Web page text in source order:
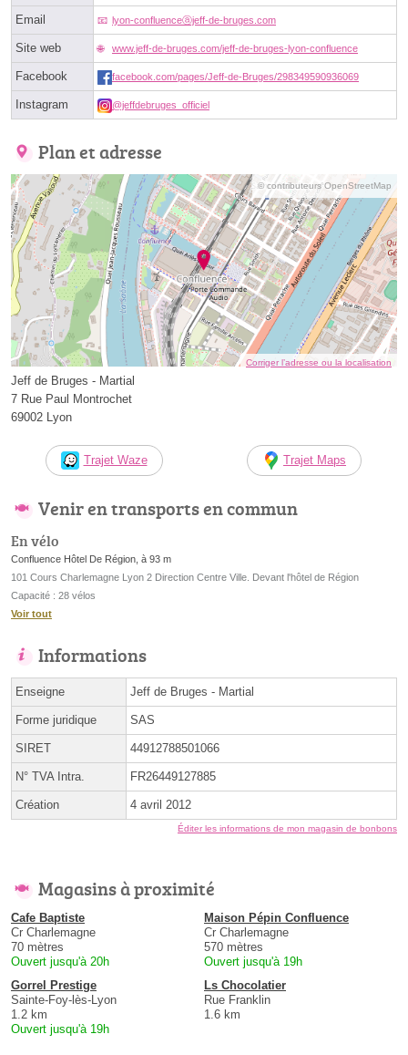
Email lyon-confluenceⓐjeff-de-bruges.com
Site web www.jeff-de-bruges.com/jeff-de-bruges-lyon-confluence
Facebook facebook.com/pages/Jeff-de-Bruges/298349590936069
Instagram @jeffdebruges_officiel
Plan et adresse
© contributeurs OpenStreetMap
Corriger l’adresse ou la localisation
Jeff de Bruges - Martial
7 Rue Paul Montrochet
69002 Lyon
Trajet Waze Trajet Maps
Venir en transports en commun
En vélo
Confluence Hôtel De Région, à 93 m
101 Cours Charlemagne Lyon 2 Direction Centre Ville. Devant l'hôtel de Région
Capacité : 28 vélos
Voir tout
Informations
Enseigne Jeff de Bruges - Martial
Forme juridique SAS
SIRET 44912788501066
N° TVA Intra. FR26449127885
Création 4 avril 2012
Éditer les informations de mon magasin de bonbons
Magasins à proximité
Cafe Baptiste
Cr Charlemagne
70 mètres
Ouvert jusqu'à 20h
Maison Pépin Confluence
Cr Charlemagne
570 mètres
Ouvert jusqu'à 19h
Gorrel Prestige
Sainte-Foy-lès-Lyon
1.2 km
Ouvert jusqu'à 19h
Ls Chocolatier
Rue Franklin
1.6 km